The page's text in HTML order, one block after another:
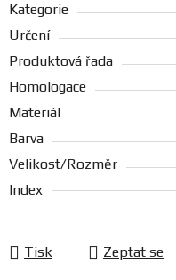
Kategorie
Určení
Produktová řada
Homologace
Materiál
Barva
Velikost/Rozměr
Index
Tisk Zeptat se